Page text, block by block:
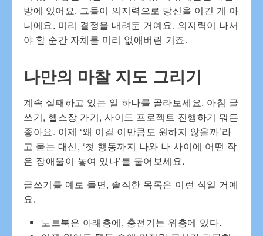
방에 있어요. 그들이 의지력으로 당신을 이긴 게 아
니에요. 미리 결정을 내려둔 거예요. 의지력이 나서
야 할 순간 자체를 미리 없애버린 거죠.
나만의 마찰 지도 그리기
계속 실패하고 있는 일 하나를 골라보세요. 아침 글
쓰기, 헬스장 가기, 사이드 프로젝트 진행하기 뭐든
좋아요. 이제 ‘왜 이걸 이만큼도 원하지 않을까’라
고 묻는 대신, ‘첫 행동까지 나와 나 사이에 어떤 작
은 장애물이 놓여 있나’를 물어보세요.
글쓰기를 예로 들면, 솔직한 목록은 이런 식일 거예
요.
노트북은 아래층에, 충전기는 위층에 있다.